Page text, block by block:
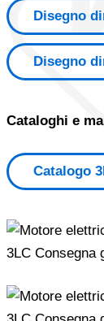
Disegno
Disegno
Cataloghi e
Catalogo